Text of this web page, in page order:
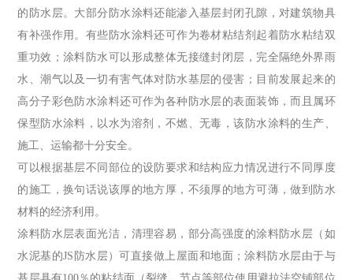
的防水层。大部分防水涂料还能渗入基层封闭孔隙，对建筑物具
有补强作用。有些防水涂料还可作为卷材粘结剂起着防水粘结双
重功效；涂料防水可以形成整体无接缝封闭层，完全隔绝外界雨
水、潮气以及一切有害气体对防水基层的侵害；目前发展起来的
高分子彩色防水涂料还可作为各种防水层的表面装饰，而且属环
保型防水涂料，以水为溶剂，不燃、无毒，该防水涂料的生产、
施工、运输都十分安全。
可以根据基层不同部位的设防要求和结构应力情况进行不同厚度
的施工，换句话说该厚的地方厚，不须厚的地方可薄，做到防水
材料的经济利用。
涂料防水层表面光洁，清理容易，部分高强度的涂料防水层（如
水泥基的JS防水层）可直接做上屋面和地面；涂料防水层由于与